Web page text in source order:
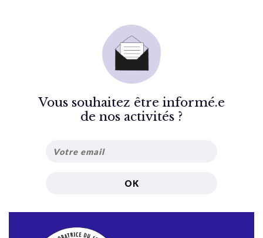
Vous souhaitez être informé.e
de nos activités ?